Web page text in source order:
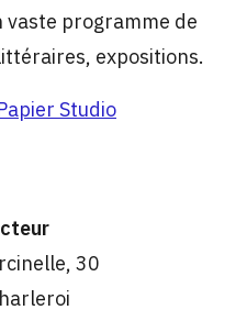
vaste programme de
expositions.
Studio
30